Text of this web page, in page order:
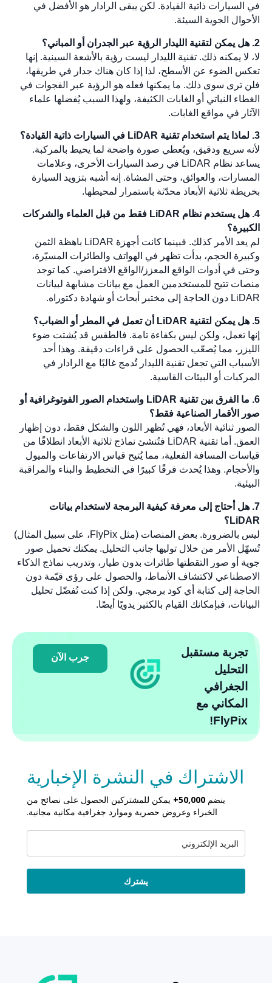
في السيارات ذاتية القيادة. لكن يبقى الرادار هو الأفضل في
الأحوال الجوية السيئة.
2. هل يمكن لتقنية الليدار الرؤية عبر الجدران أو المباني؟
لا، لا يمكنه ذلك. تقنية الليدار ليست رؤية بالأشعة السينية. إنها
تعكس الضوء عن الأسطح، لذا إذا كان هناك جدار في طريقها،
فلن ترى سوى ذلك. ما يمكنها فعله هو الرؤية عبر الفجوات في
الغطاء النباتي أو الغابات الكثيفة، ولهذا السبب يُفضلها علماء
الآثار في مواقع الغابات.
3. لماذا يتم استخدام تقنية LiDAR في السيارات ذاتية القيادة؟
لأنه سريع ودقيق، ويُعطي صورة واضحة لما يحيط بالمركبة.
يساعد نظام LiDAR في رصد السيارات الأخرى، وعلامات
المسارات، والعوائق، وحتى المشاة. إنه أشبه بتزويد السيارة
بخريطة ثلاثية الأبعاد محدّثة باستمرار لمحيطها.
4. هل يستخدم نظام LiDAR فقط من قبل العلماء والشركات
الكبيرة؟
لم يعد الأمر كذلك. فبينما كانت أجهزة LiDAR باهظة الثمن
وكبيرة الحجم، بدأت تظهر في الهواتف والطائرات المسيّرة،
وحتى في أدوات الواقع المعزز/الواقع الافتراضي. كما توجد
منصات تتيح للمستخدمين العمل مع بيانات مشابهة لبيانات
LiDAR دون الحاجة إلى مختبر أبحاث أو شهادة دكتوراه.
5. هل يمكن لتقنية LiDAR أن تعمل في المطر أو الضباب؟
إنها تعمل، ولكن ليس بكفاءة تامة. فالطقس قد يُشتت ضوء
الليزر، مما يُصعّب الحصول على قراءات دقيقة. وهذا أحد
الأسباب التي تجعل تقنية الليدار تُدمج غالبًا مع الرادار في
المركبات أو البيئات القاسية.
6. ما الفرق بين تقنية LiDAR واستخدام الصور الفوتوغرافية أو
صور الأقمار الصناعية فقط؟
الصور ثنائية الأبعاد، فهي تُظهر اللون والشكل فقط، دون إظهار
العمق. أما تقنية LiDAR فتُنشئ نماذج ثلاثية الأبعاد انطلاقًا من
قياسات المسافة الفعلية، مما يُتيح قياس الارتفاعات والميول
والأحجام. وهذا يُحدث فرقًا كبيرًا في التخطيط والبناء والمراقبة
البيئية.
7. هل أحتاج إلى معرفة كيفية البرمجة لاستخدام بيانات
LiDAR؟
ليس بالضرورة. بعض المنصات (مثل FlyPix، على سبيل المثال)
تُسهّل الأمر من خلال توليها جانب التحليل. يمكنك تحميل صور
جوية أو صور التقطتها طائرات بدون طيار، وتدريب نماذج الذكاء
الاصطناعي لاكتشاف الأنماط، والحصول على رؤى قيّمة دون
الحاجة إلى كتابة أي كود برمجي. ولكن إذا كنت تُفضّل تحليل
البيانات، فبإمكانك القيام بالكثير يدويًا أيضًا.
تجربة مستقبل
التحليل
الجغرافي
المكاني مع
FlyPix!
جرب الآن
الاشتراك في النشرة الإخبارية
ينضم 50,000+
يمكن للمشتركين الحصول على نصائح من
الخبراء وعروض حصرية وموارد جغرافية مكانية مجانية.
يشترك